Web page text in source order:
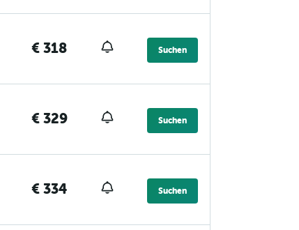
€ 318 Suchen
€ 329 Suchen
€ 334 Suchen